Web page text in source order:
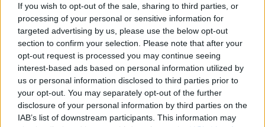
If you wish to opt-out of the sale, sharing to third parties, or
processing of your personal or sensitive information for
targeted advertising by us, please use the below opt-out
section to confirm your selection. Please note that after your
opt-out request is processed you may continue seeing
interest-based ads based on personal information utilized by
us or personal information disclosed to third parties prior to
your opt-out. You may separately opt-out of the further
disclosure of your personal information by third parties on the
IAB’s list of downstream participants. This information may
det siste. Onsdag valgte over 20.000 personer i Oslo å avlegge
stemmen sin. Stemmer du på søndag eller mandag kan du sjekke
valglokaler.no for å finne ditt nærmeste valglokale.
Nyheter
Skjer i Groruddalen
På forsiden nå